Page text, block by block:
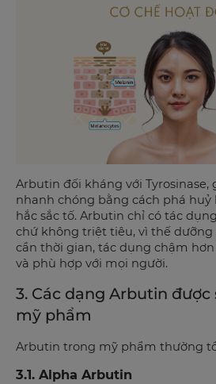
Arbutin đối kháng với
nhanh chóng bằng cách phá huỷ
hắc sắc tố. Arbutin chỉ có tác
chứ không triệt tiêu, vì thế
cần thời gian, tác dụng chậm
và phù hợp với mọi người.
3. Các dạng Arbutin
mỹ phẩm
Arbutin trong mỹ phẩm thường
3.1. Alpha Arbutin